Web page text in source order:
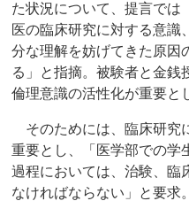
た状況について、提言では
医の臨床研究に対する意識
分な理解を妨げてきた原因
る」と指摘。被験者と金銭
倫理意識の活性化が重要と
そのためには、臨床研究
重要とし、「医学部での学
過程においては、治験、臨
なければならない」と要求